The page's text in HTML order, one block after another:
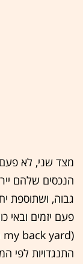
מצד שני, לא
הנכסים שלהם
גבוה, ושתוספת
פעם יזמים ובאי
התנגדויות לפי